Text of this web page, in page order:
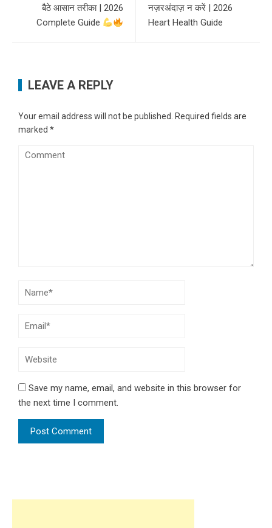
बैठे आसान तरीका | 2026
Complete Guide
नज़रअंदाज़ न करें | 2026
Heart Health Guide
LEAVE A REPLY
Your email address will not be published.
Required fields are
marked *
Save my name, email, and website in this browser for
the next time I comment.